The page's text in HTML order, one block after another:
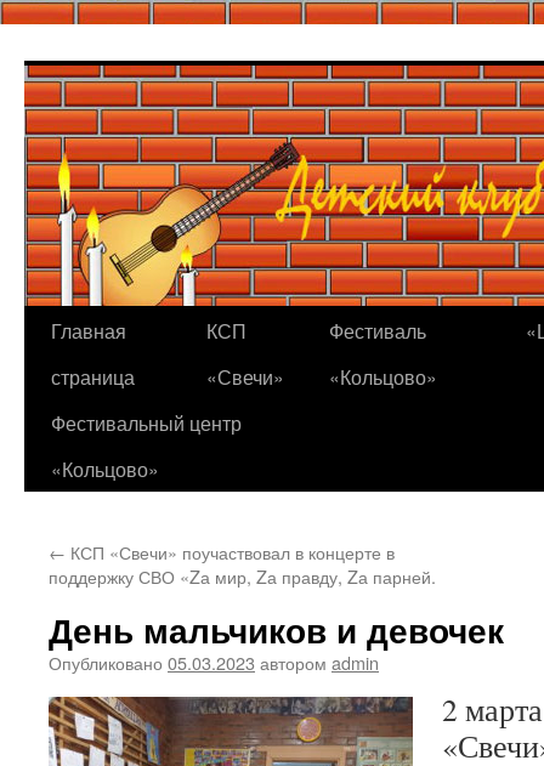
содержимому
Главная
страница
КСП
«Свечи»
Фестиваль
«Кольцово»
Фестивальный центр
«Кольцово»
← КСП «Свечи» поучаствовал в концерте в
поддержку СВО «Zа мир, Zа правду, Zа парней.
День мальчиков и девочек
Опубликовано 05.03.2023 автором admin
2